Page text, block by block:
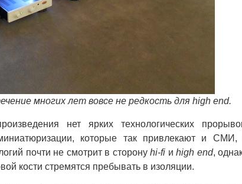
многих лет вовсе не редкость для high end.
нет ярких технологических
которые так привлекают и СМИ,
почти не смотрит в сторону hi-fi и high end,
кости стремятся пребывать в изоляции.